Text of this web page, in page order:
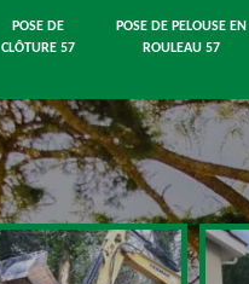
POSE DE
CLÔTURE 57
POSE DE PELOUSE EN
ROULEAU 57